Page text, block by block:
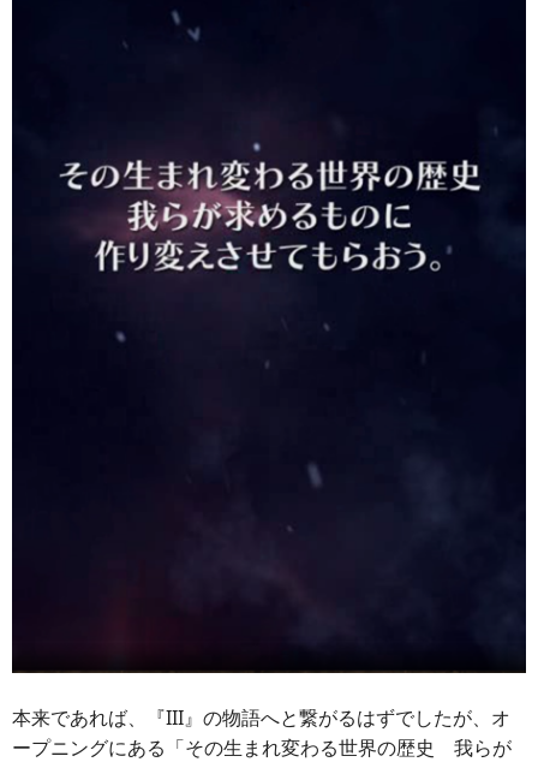
本来であれば、『III』の物語へと繋がるはずでしたが、オ
ープニングにある「その生まれ変わる世界の歴史 我らが